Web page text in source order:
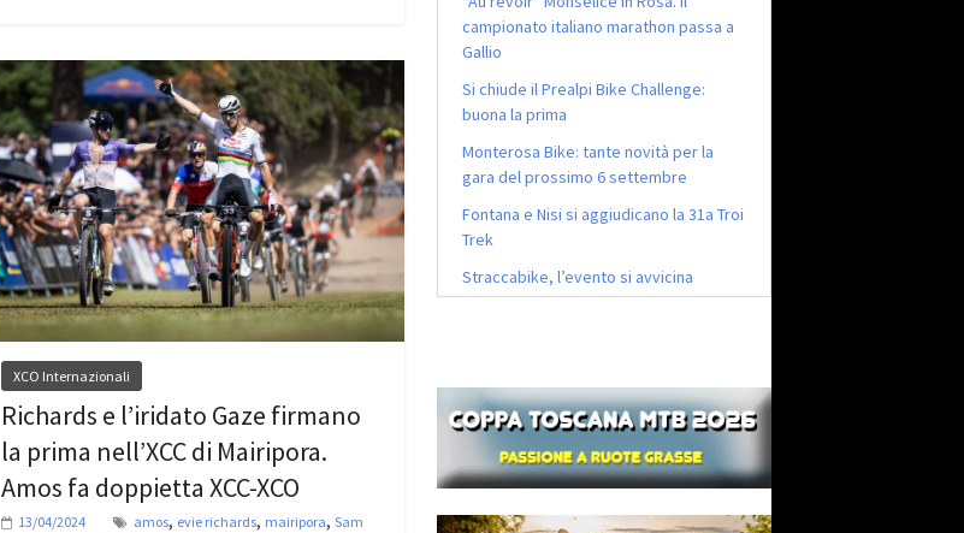
XCO Internazionali
Richards e l’iridato Gaze firmano
la prima nell’XCC di Mairipora.
Amos fa doppietta XCC-XCO
13/04/2024 amos, evie richards, mairipora, Sam
campionato italiano marathon passa a
Gallio
Si chiude il Prealpi Bike Challenge:
buona la prima
Monterosa Bike: tante novità per la
gara del prossimo 6 settembre
Fontana e Nisi si aggiudicano la 31a Troi
Trek
Straccabike, l’evento si avvicina